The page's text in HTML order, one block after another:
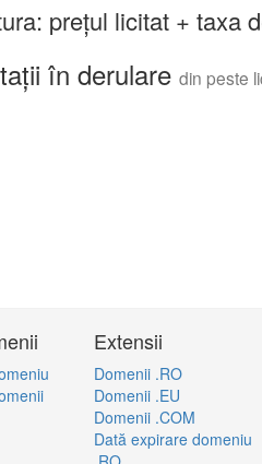
prețul licitat + taxa
în derulare din peste
Extensii
Domenii .RO
Domenii .EU
Domenii .COM
Dată expirare domeniu